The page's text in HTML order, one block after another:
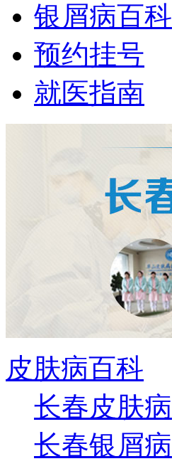
银屑病百科
预约挂号
就医指南
皮肤病百科
长春皮肤病
长春银屑病